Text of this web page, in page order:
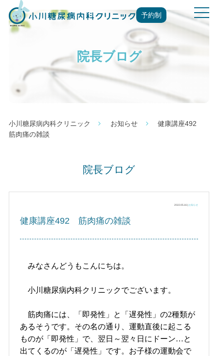
予約制
t
o
g
院長ブログ
小川糖尿病内科クリニック お知らせ
健康講座492
筋肉痛の雑談
院長ブログ
2022.05.16 |お知らせ
健康講座492 筋肉痛の雑談
みなさんどうもこんにちは。
小川糖尿病内科クリニックでございます。
筋肉痛には、「即発性」と「遅発性」の2種類が
あるそうです。その名の通り、運動直後に起こる
ものが「即発性」で、翌日～翌々日にドーン…と
出てくるのが「遅発性」です。お子様の運動会で